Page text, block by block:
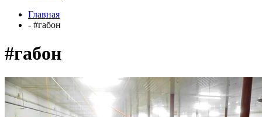
Главная
- #габон
#габон